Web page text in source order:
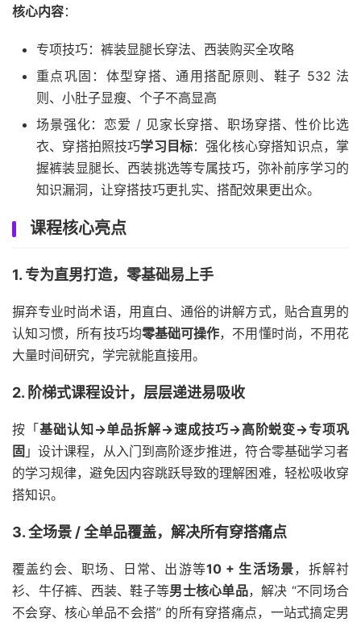
核心内容：
专项技巧：裤装显腿长穿法、西装购买全攻略
重点巩固：体型穿搭、通用搭配原则、鞋子 532 法
则、小肚子显瘦、个子不高显高
场景强化：恋爱 / 见家长穿搭、职场穿搭、性价比选
衣、穿搭拍照技巧学习目标：强化核心穿搭知识点，掌
握裤装显腿长、西装挑选等专属技巧，弥补前序学习的
知识漏洞，让穿搭技巧更扎实、搭配效果更出众。
课程核心亮点
1. 专为直男打造，零基础易上手
摒弃专业时尚术语，用直白、通俗的讲解方式，贴合直男的
认知习惯，所有技巧均零基础可操作，不用懂时尚，不用花
大量时间研究，学完就能直接用。
2. 阶梯式课程设计，层层递进易吸收
按「 基础认知→单品拆解→速成技巧→高阶蜕变→专项巩
固 」设计课程，从入门到高阶逐步推进，符合零基础学习者
的学习规律，避免因内容跳跃导致的理解困难，轻松吸收穿
搭知识。
3. 全场景 / 全单品覆盖，解决所有穿搭痛点
覆盖约会、职场、日常、出游等10 + 生活场景，拆解衬
衫、牛仔裤、西装、鞋子等男士核心单品，解决 “不同场合
不会穿、核心单品不会搭” 的所有穿搭痛点，一站式搞定男